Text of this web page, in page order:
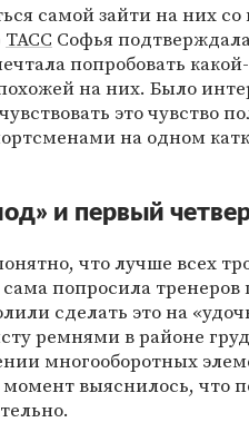
самой зайти на них
ТАСС Софья
попробовать
на них. Было
это чувство
на одном
и первый
что лучше всех
попросила тренеров
сделать это на
ремнями в районе
многооборотных
момент выяснилось, что